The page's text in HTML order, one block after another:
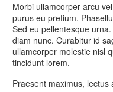
Morbi ullamcorper arcu
purus eu pretium.
Sed eu pellentesque
diam nunc. Curabitur id
ullamcorper molestie nisl
tincidunt lorem.
Praesent maximus,